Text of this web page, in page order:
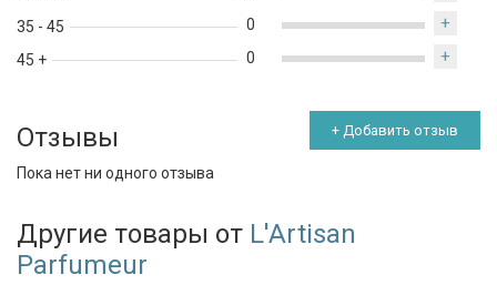
35 - 45
45 +
0 +
0 +
Отзывы + Добавить отзыв
Пока нет ни одного отзыва
Другие товары от L'Artisan
Parfumeur